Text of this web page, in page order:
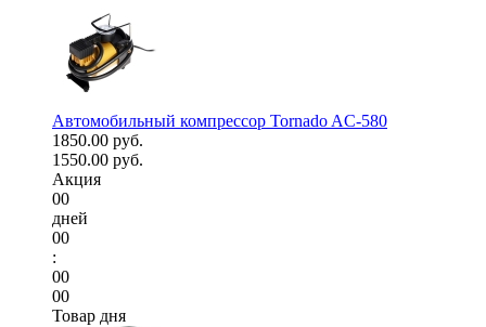
Автомобильный компрессор Tornado AC-580
1850.00 руб.
1550.00 руб.
Акция
00
дней
00
:
00
00
Товар дня